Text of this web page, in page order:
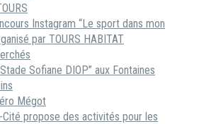
Instagram “Le sport dans mon
par TOURS HABITAT
Sofiane DIOP” aux Fontaines
Mégot
Cité propose des activités pour les